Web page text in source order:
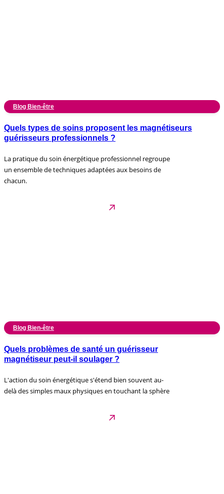
Blog Bien-être
Quels types de soins proposent les magnétiseurs
guérisseurs professionnels ?
La pratique du soin énergétique professionnel regroupe
un ensemble de techniques adaptées aux besoins de
chacun.
Blog Bien-être
Quels problèmes de santé un guérisseur
magnétiseur peut-il soulager ?
L'action du soin énergétique s'étend bien souvent au-
delà des simples maux physiques en touchant la sphère